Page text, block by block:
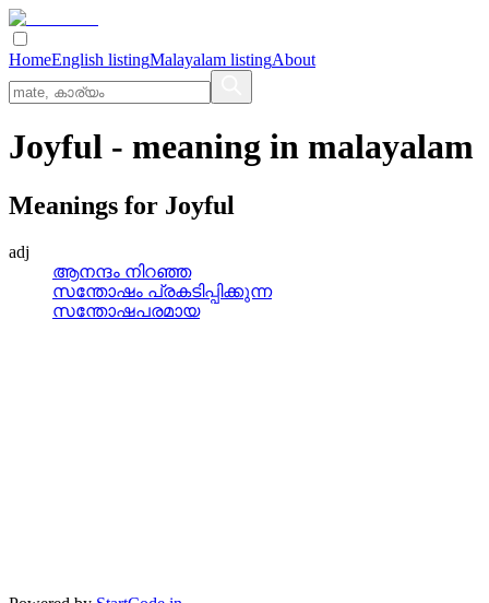
HomeEnglish listingMalayalam listingAbout
Joyful - meaning in malayalam
Meanings for Joyful
adj
ആനന്ദം നിറഞ്ഞ
സന്തോഷം പ്രകടിപ്പിക്കുന്ന
സന്തോഷപരമായ